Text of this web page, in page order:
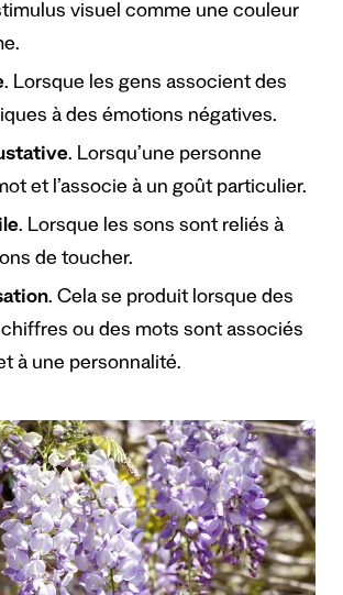
visuel comme une couleur
. Lorsque les gens associent des
à des émotions négatives.
. Lorsqu’une personne
et l’associe à un goût particulier.
. Lorsque les sons sont reliés à
de toucher.
. Cela se produit lorsque des
ou des mots sont associés
à une personnalité.